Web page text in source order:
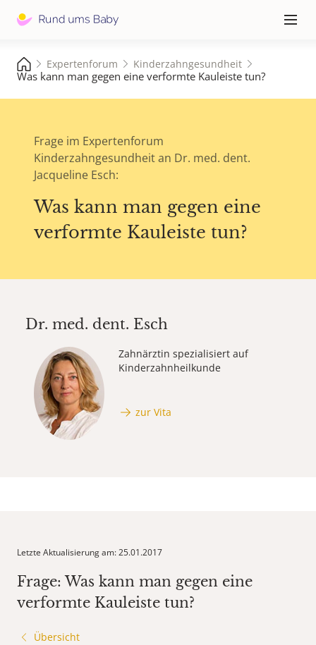
≡
Expertenforum Kinderzahngesundheit
Was kann man gegen eine verformte Kauleiste tun?
Frage im Expertenforum
Kinderzahngesundheit an Dr. med. dent.
Jacqueline Esch:
Was kann man gegen eine
verformte Kauleiste tun?
Dr. med. dent. Esch
Zahnärztin spezialisiert auf
Kinderzahnheilkunde
zur Vita
Letzte Aktualisierung am: 25.01.2017
Frage: Was kann man gegen eine
verformte Kauleiste tun?
Übersicht